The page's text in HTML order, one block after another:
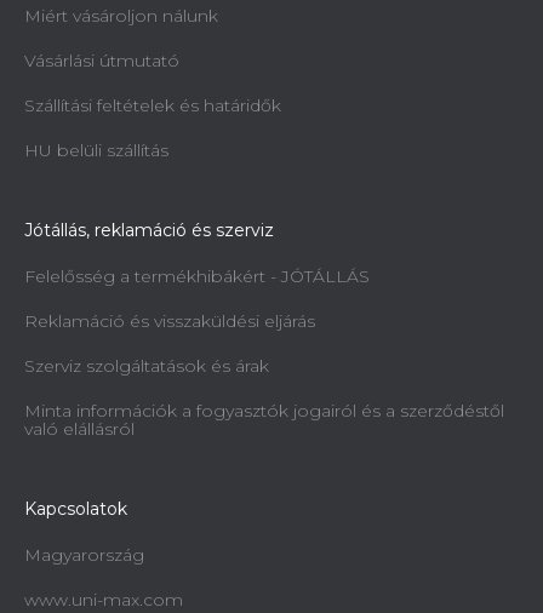
Miért vásároljon nálunk
Vásárlási útmutató
Szállítási feltételek és határidők
HU belüli szállítás
Jótállás, reklamáció és szerviz
Felelősség a termékhibákért - JÓTÁLLÁS
Reklamáció és visszaküldési eljárás
Szerviz szolgáltatások és árak
Minta információk a fogyasztók jogairól és a szerződéstől
való elállásról
Kapcsolatok
Magyarország
www.uni-max.com